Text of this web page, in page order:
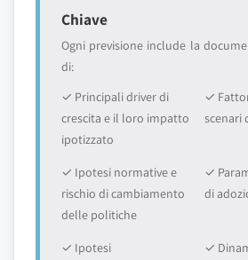
Chiave
Ogni previsione include la
di:
✓ Principali driver di
crescita e il loro impatto
ipotizzato
✓
scenari
✓ Ipotesi normative e
rischio di cambiamento
delle politiche
✓
di
✓ Ipotesi
✓